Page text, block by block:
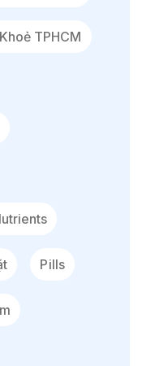
TPHCM
Pills